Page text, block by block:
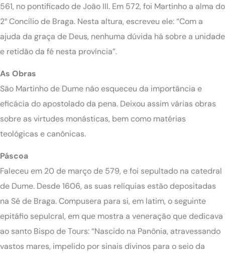
561, no pontificado de João III. Em 572, foi Martinho a alma do
2° Concílio de Braga. Nesta altura, escreveu ele: “Com a
ajuda da graça de Deus, nenhuma dúvida há sobre a unidade
e retidão da fé nesta província”.
As Obras
São Martinho de Dume não esqueceu da importância e
eficácia do apostolado da pena. Deixou assim várias obras
sobre as virtudes monásticas, bem como matérias
teológicas e canônicas.
Páscoa
Faleceu em 20 de março de 579, e foi sepultado na catedral
de Dume. Desde 1606, as suas relíquias estão depositadas
na Sé de Braga. Compusera para si, em latim, o seguinte
epitáfio sepulcral, em que mostra a veneração que dedicava
ao santo Bispo de Tours: “Nascido na Panônia, atravessando
vastos mares, impelido por sinais divinos para o seio da